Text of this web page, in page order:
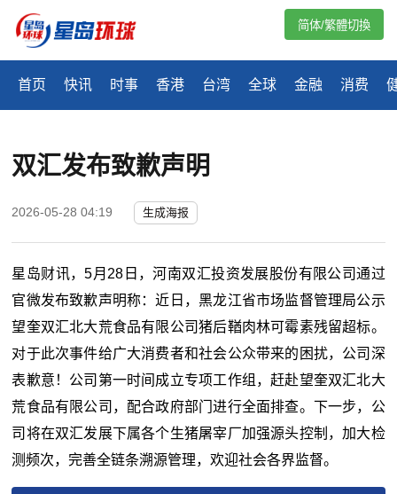
首页 快讯 时事 香港 台湾 全球 金融 消费
简体/繁體切換
双汇发布致歉声明
2026-05-28 04:19 生成海报
星岛财讯，5月28日，河南双汇投资发展股份有限公司通过
官微发布致歉声明称：近日，黑龙江省市场监督管理局公示
望奎双汇北大荒食品有限公司猪后鞧肉林可霉素残留超标。
对于此次事件给广大消费者和社会公众带来的困扰，公司深
表歉意！公司第一时间成立专项工作组，赶赴望奎双汇北大
荒食品有限公司，配合政府部门进行全面排查。下一步，公
司将在双汇发展下属各个生猪屠宰厂加强源头控制，加大检
测频次，完善全链条溯源管理，欢迎社会各界监督。